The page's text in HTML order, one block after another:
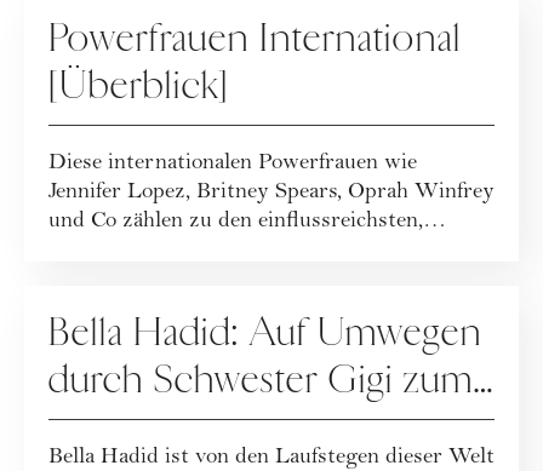
Powerfrauen International
[Überblick]
Diese internationalen Powerfrauen wie
Jennifer Lopez, Britney Spears, Oprah Winfrey
und Co zählen zu den einflussreichsten,
Bella Hadid: Auf Umwegen
durch Schwester Gigi zum
Topmodel
Bella Hadid ist von den Laufstegen dieser Welt